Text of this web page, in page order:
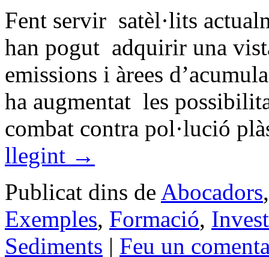
Fent servir satèl·lits
han pogut adquirir una
emissions i àrees
ha augmentat les
combat contra pol·lució
llegint →
Publicat dins de Abocadors
Exemples, Formació,
Sediments | Feu un